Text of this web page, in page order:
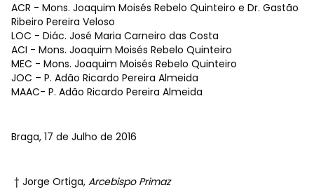
ACR - Mons. Joaquim Moisés Rebelo Quinteiro e Dr. Gastão
Ribeiro Pereira Veloso
LOC - Diác. José Maria Carneiro das Costa
ACI - Mons. Joaquim Moisés Rebelo Quinteiro
MEC - Mons. Joaquim Moisés Rebelo Quinteiro
JOC – P. Adão Ricardo Pereira Almeida
MAAC- P. Adão Ricardo Pereira Almeida
Braga, 17 de Julho de 2016
† Jorge Ortiga, Arcebispo Primaz